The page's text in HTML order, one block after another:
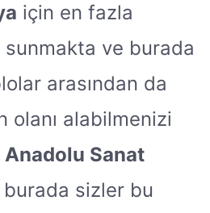
için en fazla
ve burada
arasından da
olanı alabilmenizi
Anadolu Sanat
sizler bu